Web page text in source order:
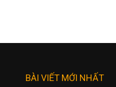
BÀI VIẾT MỚI NHẤT